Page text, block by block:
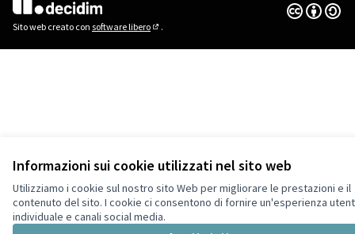
Informazioni sui cookie utilizzati nel sito web
Utilizziamo i cookie sul nostro sito Web per migliorare le prestazioni e il
contenuto del sito. I cookie ci consentono di fornire un'esperienza
individuale e canali social media.
(Collegamento esterno)
Sito web creato con software libero .
Licenza